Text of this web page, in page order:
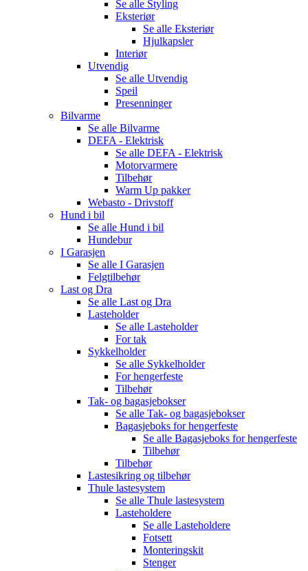
Se alle Styling
Eksteriør
Se alle Eksteriør
Hjulkapsler
Interiør
Utvendig
Se alle Utvendig
Speil
Presenninger
Bilvarme
Se alle Bilvarme
DEFA - Elektrisk
Se alle DEFA - Elektrisk
Motorvarmere
Tilbehør
Warm Up pakker
Webasto - Drivstoff
Hund i bil
Se alle Hund i bil
Hundebur
I Garasjen
Se alle I Garasjen
Felgtilbehør
Last og Dra
Se alle Last og Dra
Lasteholder
Se alle Lasteholder
For tak
Sykkelholder
Se alle Sykkelholder
For hengerfeste
Tilbehør
Tak- og bagasjebokser
Se alle Tak- og bagasjebokser
Bagasjeboks for hengerfeste
Se alle Bagasjeboks for hengerfeste
Tilbehør
Tilbehør
Lastesikring og tilbehør
Thule lastesystem
Se alle Thule lastesystem
Lasteholdere
Se alle Lasteholdere
Fotsett
Monteringskit
Stenger